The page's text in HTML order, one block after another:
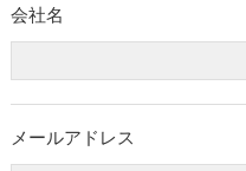
会社名
メールアドレス